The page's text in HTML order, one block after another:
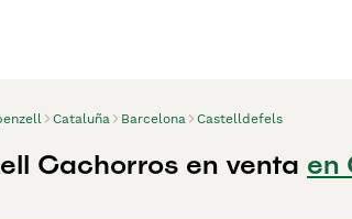
Cataluña Barcelona Castelldefels
Cachorros en venta en